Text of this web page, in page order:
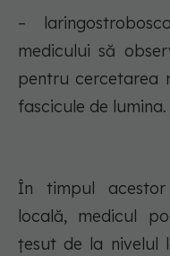
–
medicului să
pentru cercetarea
fascicule de lumina.
În timpul acestor
locală, medicul
țesut de la nivelul